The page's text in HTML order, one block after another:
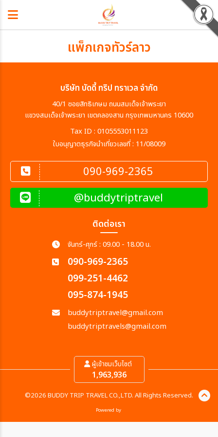
แพ็กเกจทัวร์ลาว
บริษัท บัดดี้ ทริป ทราเวล จำกัด
40/1 ซอยสิทธิเกษม ถนนสมเด็จเจ้าพระยา
แขวงสมเด็จเจ้าพระยา เขตคลองสาน กรุงเทพมหานคร 10600
Tax ID : 0105553011123
ใบอนุญาตธุรกิจนำเที่ยวเลขที่ : 11/08009
090-969-2365
@buddytriptravel
ติดต่อเรา
จันทร์-ศุกร์ : 09.00 - 18.00 น.
090-969-2365
099-251-4462
095-874-1945
buddytriptravel@gmail.com
buddytriptravels@gmail.com
ผู้เข้าชมเว็บไซต์
1,963,936
©2026 BUDDY TRIP TRAVEL CO.,LTD. All Rights Reserved.
Powered by